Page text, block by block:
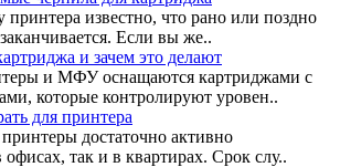
известно, что рано или поздно
Если вы же..
и зачем это делают
и МФУ оснащаются картриджами с
которые контролируют уровен..
для принтера
достаточно активно
офисах, так и в квартирах. Срок слу..